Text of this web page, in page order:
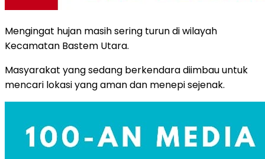
Mengingat hujan masih sering turun di wilayah
Kecamatan Bastem Utara.
Masyarakat yang sedang berkendara diimbau untuk
mencari lokasi yang aman dan menepi sejenak.